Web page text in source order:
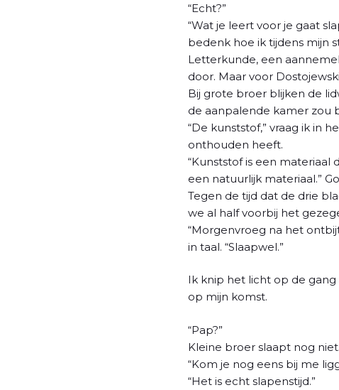
“Echt?”
“Wat je leert voor je gaat
bedenk hoe ik tijdens mijn
Letterkunde, een
door. Maar voor
Bij grote broer blijken de
de aanpalende kamer zou
“De kunststof,” vraag ik in
onthouden heeft.
“Kunststof is een materiaal
een natuurlijk materiaal.”
Tegen de tijd dat de drie
we al half voorbij het
“Morgenvroeg na het
in taal. “Slaapwel.”
Ik knip het licht op de gang
op mijn komst.
“Pap?”
Kleine broer slaapt nog
“Kom je nog eens bij me
“Het is echt slapenstijd.”